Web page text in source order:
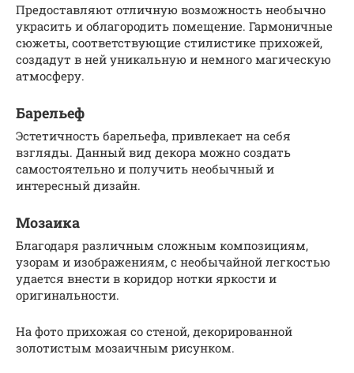
Предоставляют отличную возможность необычно
украсить и облагородить помещение. Гармоничные
сюжеты, соответствующие стилистике прихожей,
создадут в ней уникальную и немного магическую
атмосферу.
Барельеф
Эстетичность барельефа, привлекает на себя
взгляды. Данный вид декора можно создать
самостоятельно и получить необычный и
интересный дизайн.
Мозаика
Благодаря различным сложным композициям,
узорам и изображениям, с необычайной легкостью
удается внести в коридор нотки яркости и
оригинальности.
На фото прихожая со стеной, декорированной
золотистым мозаичным рисунком.